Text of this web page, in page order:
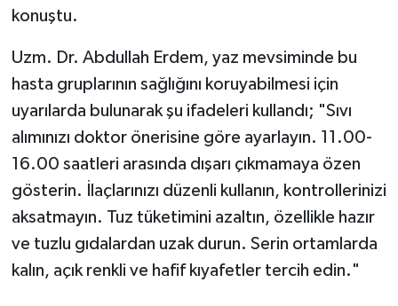
konuştu.
Uzm. Dr. Abdullah Erdem, yaz mevsiminde bu
hasta gruplarının sağlığını koruyabilmesi için
uyarılarda bulunarak şu ifadeleri kullandı; "Sıvı
alımınızı doktor önerisine göre ayarlayın. 11.00-
16.00 saatleri arasında dışarı çıkmamaya özen
gösterin. İlaçlarınızı düzenli kullanın, kontrollerinizi
aksatmayın. Tuz tüketimini azaltın, özellikle hazır
ve tuzlu gıdalardan uzak durun. Serin ortamlarda
kalın, açık renkli ve hafif kıyafetler tercih edin."